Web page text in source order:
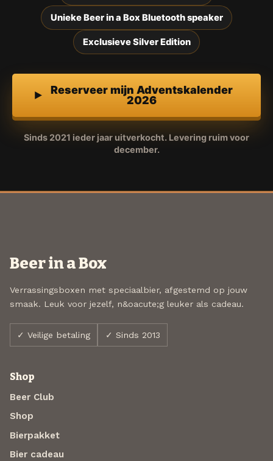
Unieke Beer in a Box Bluetooth speaker
Exclusieve Silver Edition
Reserveer mijn Adventskalender
2026
Sinds 2021 ieder jaar uitverkocht. Levering ruim voor
december.
Beer in a Box
Verrassingsboxen met speciaalbier, afgestemd op jouw
smaak. Leuk voor jezelf, n&oacute;g leuker als cadeau.
✓ Veilige betaling ✓ Sinds 2013
Shop
Beer Club
Shop
Bierpakket
Bier cadeau